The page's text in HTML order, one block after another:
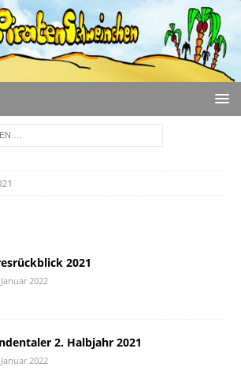
2021
2022
2. Halbjahr 2021
2022